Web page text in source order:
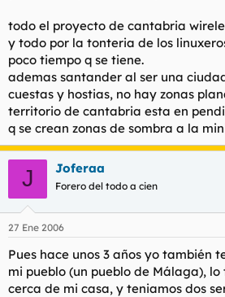
todo el proyecto de cantabria
y todo por la tonteria de los
poco tiempo q se tiene.
ademas santander al ser una
cuestas y hostias, no hay zonas
territorio de cantabria esta en
q se crean zonas de sombra a la
J Joferaa
Forero del todo a cien
27 Ene 2006
Pues hace unos 3 años yo también
mi pueblo (un pueblo de Málaga),
cerca de mi casa, y teniamos dos